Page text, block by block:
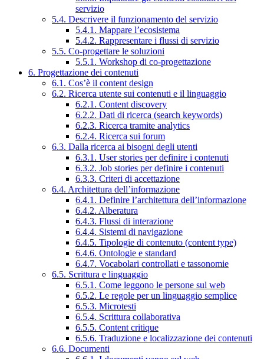
servizio
5.4. Descrivere il funzionamento del servizio
5.4.1. Mappare l’ecosistema
5.4.2. Rappresentare i flussi di servizio
5.5. Co-progettare le soluzioni
5.5.1. Workshop di co-progettazione
6. Progettazione dei contenuti
6.1. Cos’è il content design
6.2. Ricerca utente sui contenuti e il linguaggio
6.2.1. Content discovery
6.2.2. Dati di ricerca (search keywords)
6.2.3. Ricerca tramite analytics
6.2.4. Ricerca sui forum
6.3. Dalla ricerca ai bisogni degli utenti
6.3.1. User stories per definire i contenuti
6.3.2. Job stories per definire i contenuti
6.3.3. Criteri di accettazione
6.4. Architettura dell’informazione
6.4.1. Definire l’architettura dell’informazione
6.4.2. Alberatura
6.4.3. Flussi di interazione
6.4.4. Sistemi di navigazione
6.4.5. Tipologie di contenuto (content type)
6.4.6. Ontologie e standard
6.4.7. Vocabolari controllati e tassonomie
6.5. Scrittura e linguaggio
6.5.1. Come leggono le persone sul web
6.5.2. Le regole per un linguaggio semplice
6.5.3. Microtesti
6.5.4. Scrittura collaborativa
6.5.5. Content critique
6.5.6. Traduzione e localizzazione dei contenuti
6.6. Documenti